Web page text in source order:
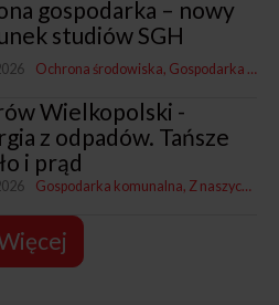
gospodarka – nowy
studiów SGH
Ochrona środowiska Gospodarka komunalna
Wielkopolski -
z odpadów. Tańsze
i prąd
Gospodarka komunalna Z naszych miast